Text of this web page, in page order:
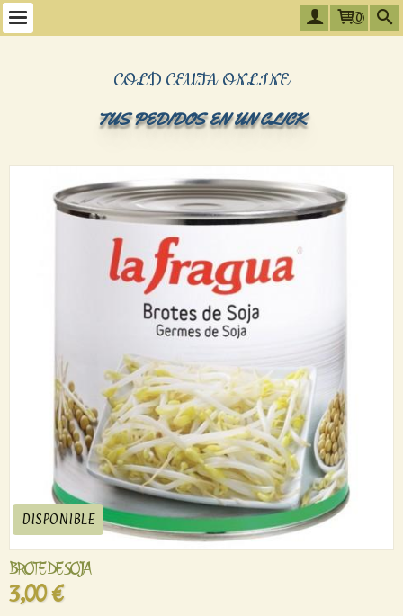
0
COLD CEUTA ONLINE
TUS PEDIDOS EN UN CLICK
DISPONIBLE
BROTE DE SOJA
3,00 €